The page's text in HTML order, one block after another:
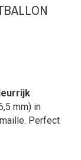
mm) in
Perfect